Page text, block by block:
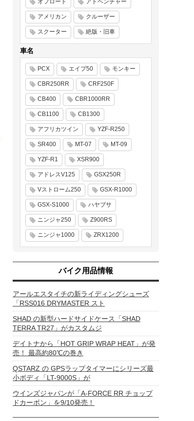
オフロード アドベンチャー
アメリカン クルーザー
スクーター 絶版・旧車
車名
PCX エイプ50 モンキー
CBR250RR CRF250F
CB400 CBR1000RR
CB1100 CB1300
アフリカツイン YZF-R250
SR400 MT-07 MT-09
YZF-R1 XSR900
アドレスV125 GSX250R
Vストローム250 GSX-R1000
GSX-S1000 ハヤブサ
ニンジャ250 Z900RS
ニンジャ1000 ZRX1200
バイク用品情報
アールエスタイチの新ライディングシューズ
「RSS016 DRYMASTER スト
SHAD の新型ハードサイドケース「SHAD
TERRA TR27」がカスタムジ
デイトナから「HOT GRIP WRAP HEAT」が発
売！ 最高約80℃の巻き
QSTARZ の GPSラップタイマーにシリーズ最
小ボディ「LT-9000S」が
ウインズジャパンが「A-FORCE RR チョップ
ドカーボン」を9/10発売！